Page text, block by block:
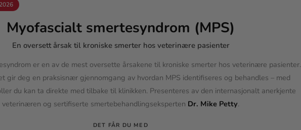
Myofascialt smertesyndrom (MPS)
En oversett årsak til kroniske smerter hos veterinære pasienter
er en av de mest oversette årsakene til kroniske smerter hos veterinære pasienter.
gir deg en praksisnær gjennomgang av hvordan MPS identifiseres og behandles – med
du kan ta direkte med tilbake til klinikken. Presenteres av den internasjonalt anerkjente
veterinæren og sertifiserte smertebehandlingseksperten Dr. Mike Petty.
DET FÅR DU MED